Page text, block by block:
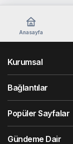
Anasayfa
Kurumsal
Bağlantılar
Popüler Sayfalar
Gündeme Dair